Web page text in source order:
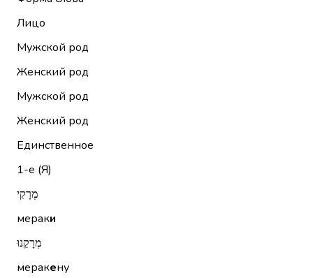
Лицо
Мужской род
Женский род
Мужской род
Женский род
Единственное
1-е (Я)
מְרָקִי
мераки
מְרָקֵנוּ
меракену